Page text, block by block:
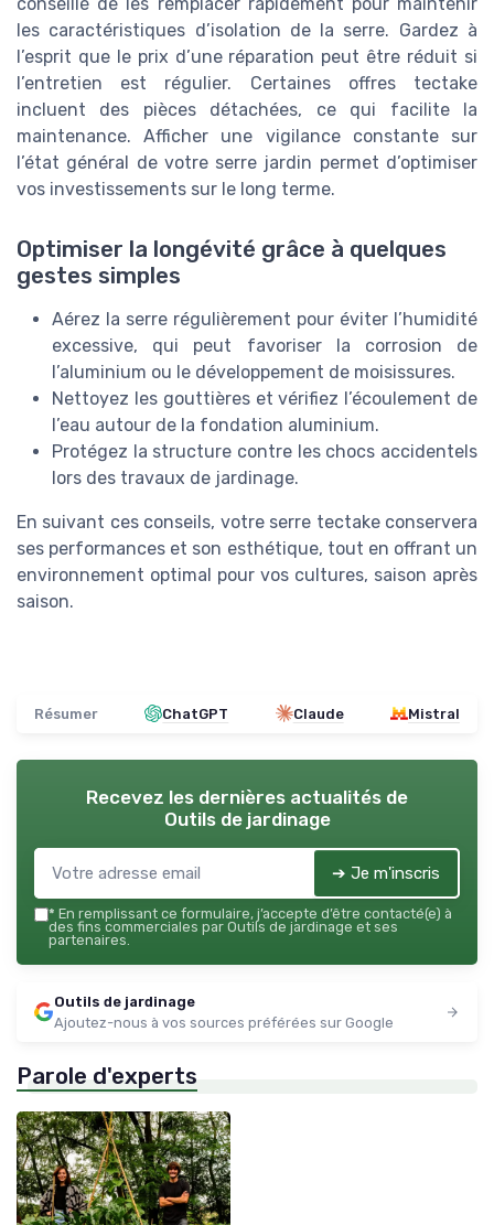
conseillé de les remplacer rapidement pour maintenir
les caractéristiques d’isolation de la serre. Gardez à
l’esprit que le prix d’une réparation peut être réduit si
l’entretien est régulier. Certaines offres tectake
incluent des pièces détachées, ce qui facilite la
maintenance. Afficher une vigilance constante sur
l’état général de votre serre jardin permet d’optimiser
vos investissements sur le long terme.
Optimiser la longévité grâce à quelques
gestes simples
Aérez la serre régulièrement pour éviter l’humidité
excessive, qui peut favoriser la corrosion de
l’aluminium ou le développement de moisissures.
Nettoyez les gouttières et vérifiez l’écoulement de
l’eau autour de la fondation aluminium.
Protégez la structure contre les chocs accidentels
lors des travaux de jardinage.
En suivant ces conseils, votre serre tectake conservera
ses performances et son esthétique, tout en offrant un
environnement optimal pour vos cultures, saison après
saison.
Résumer ChatGPT Claude Mistral
Recevez les dernières actualités de
Outils de jardinage
➔ Je m'inscris
* En remplissant ce formulaire, j’accepte d’être contacté(e) à
des fins commerciales par Outils de jardinage et ses
partenaires.
Outils de jardinage
Ajoutez-nous à vos sources préférées sur Google
Parole d'experts